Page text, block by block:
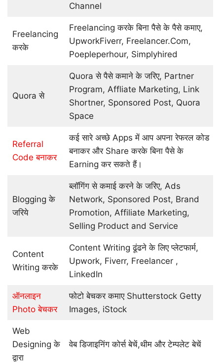
Channel
Freelancing
करके
Freelancing करके बिना पैसे के पैसे कमाए,
UpworkFiverr, Freelancer.Com,
Poepleperhour, Simplyhired
Quora से
Quora से पैसे कमाने के जरिए, Partner
Program, Affliate Marketing, Link
Shortner, Sponsored Post, Quora
Space
Referral
Code बनाकर
कई सारे अच्छे Apps में आप अपना रेफरल कोड
बनाकर और Share करके बिना पैसे के
Earning कर सकते हैं।
Blogging के
जरिये
ब्लॉगिंग से कमाई करने के जरिए, Ads
Network, Sponsored Post, Brand
Promotion, Affiliate Marketing,
Selling Product and Service
Content
Writing करके
Content Writing ढूंढने के लिए प्लेटफार्म,
Upwork, Fiverr, Freelancer ,
LinkedIn
ऑनलाइन
Photo बेचकर
फोटो बेचकर कमाए Shutterstock Getty
Images, iStock
Web
Designing के
द्वारा
वेब डिजाइनिंग कोर्स बेचें,थीम और टेम्पलेट बेचें